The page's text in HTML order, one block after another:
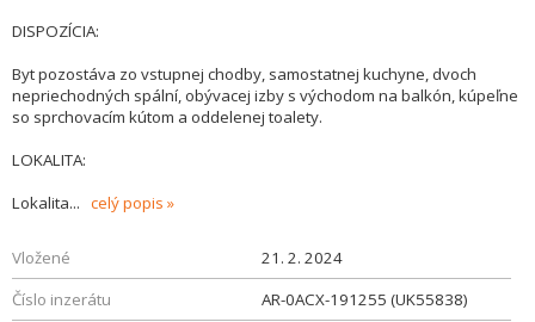
DISPOZÍCIA:
Byt pozostáva zo vstupnej chodby, samostatnej kuchyne, dvoch
nepriechodných spální, obývacej izby s východom na balkón, kúpeľne
so sprchovacím kútom a oddelenej toalety.
LOKALITA:
Lokalita... celý popis
Vložené
21. 2. 2024
Číslo inzerátu
AR-0ACX-191255 (UK55838)